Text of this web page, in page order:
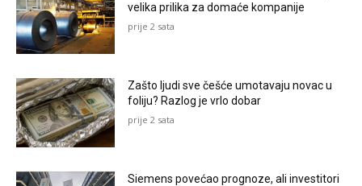
velika prilika za domaće kompanije
prije 2 sata
Zašto ljudi sve češće umotavaju novac u
foliju? Razlog je vrlo dobar
prije 2 sata
Siemens povećao prognoze, ali investitori